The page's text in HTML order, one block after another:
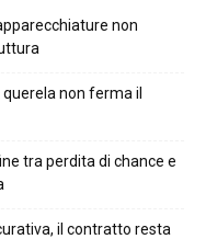
non
non ferma il
tra perdita di chance e
il contratto resta